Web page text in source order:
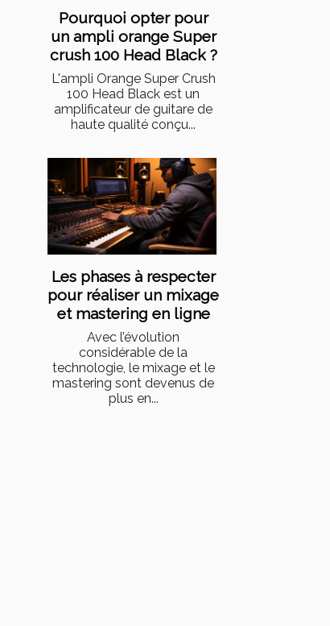
Pourquoi opter pour
un ampli orange Super
crush 100 Head Black ?
L'ampli Orange Super Crush
100 Head Black est un
amplificateur de guitare de
haute qualité conçu...
Les phases à respecter
pour réaliser un mixage
et mastering en ligne
Avec l’évolution
considérable de la
technologie, le mixage et le
mastering sont devenus de
plus en...